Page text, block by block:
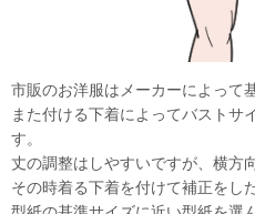
市販のお洋服はメーカーによって
また付ける下着によってバストサ
す。
丈の調整はしやすいですが、横方
その時着る下着を付けて補正をし